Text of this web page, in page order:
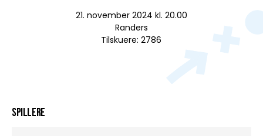
21. november 2024 kl. 20.00
Randers
Tilskuere: 2786
Spillere